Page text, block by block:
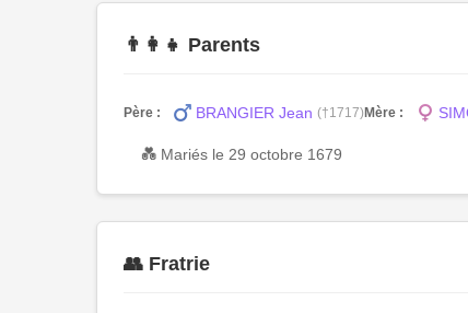
👨‍👩‍👧 Parents
Père : BRANGIER Jean (†1717)Mère :
💑 Mariés le 29 octobre 1679
👥 Fratrie